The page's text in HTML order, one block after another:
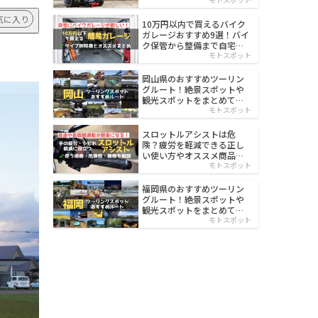
に入り
10万円以内で買えるバイク
ガレージおすすめ9選！バイ
ク保管から整備まで自宅で
モトスポット
岡山県のおすすめツーリン
グルート！絶景スポットや
観光スポットをまとめて紹
モトスポット
スロットルアシストは危
険？疲労を軽減できる正し
い使い方やオススメ商品を
モトスポット
福岡県のおすすめツーリン
グルート！絶景スポットや
観光スポットをまとめて紹
モトスポット